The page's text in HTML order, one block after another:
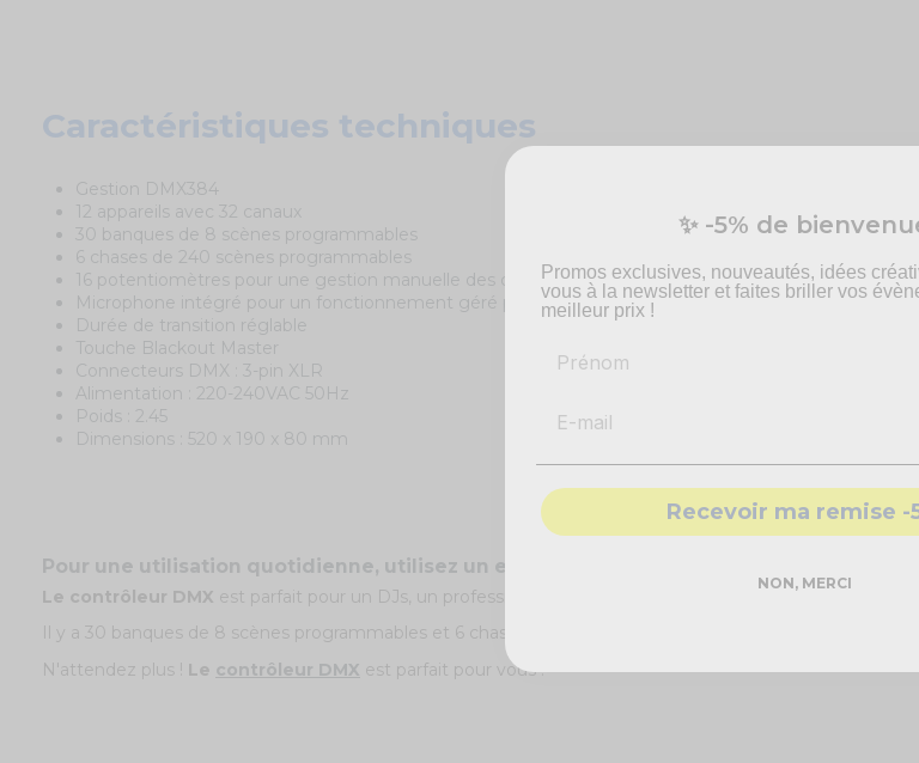
Pour une utilisation quotidienne, utilisez un extraordinaire contrôleur DMX 384
Le contrôleur DMX est parfait pour un DJs, un professionnel du spectacle, ou une scène !
Il y a 30 banques de 8 scènes programmables et 6 chases de 240 scènes programmables. Pour une
N'attendez plus ! Le contrôleur DMX est parfait pour vous !
Caractéristiques techniques
Gestion DMX384
12 appareils avec 32 canaux
30 banques de 8 scènes programmables
6 chases de 240 scènes programmables
16 potentiomètres pour une gestion manuelle des canaux
Microphone intégré pour un fonctionnement géré par la musique
Durée de transition réglable
Touche Blackout Master
Connecteurs DMX : 3-pin XLR
Alimentation : 220-240VAC 50Hz
Poids : 2.45
Dimensions : 520 x 190 x 80 mm
✨ -5% de
Promos exclusives, nouveautés, idées
vous à la newsletter et faites briller vos
meilleur prix !
Recevoir ma remise -
NON, MERCI